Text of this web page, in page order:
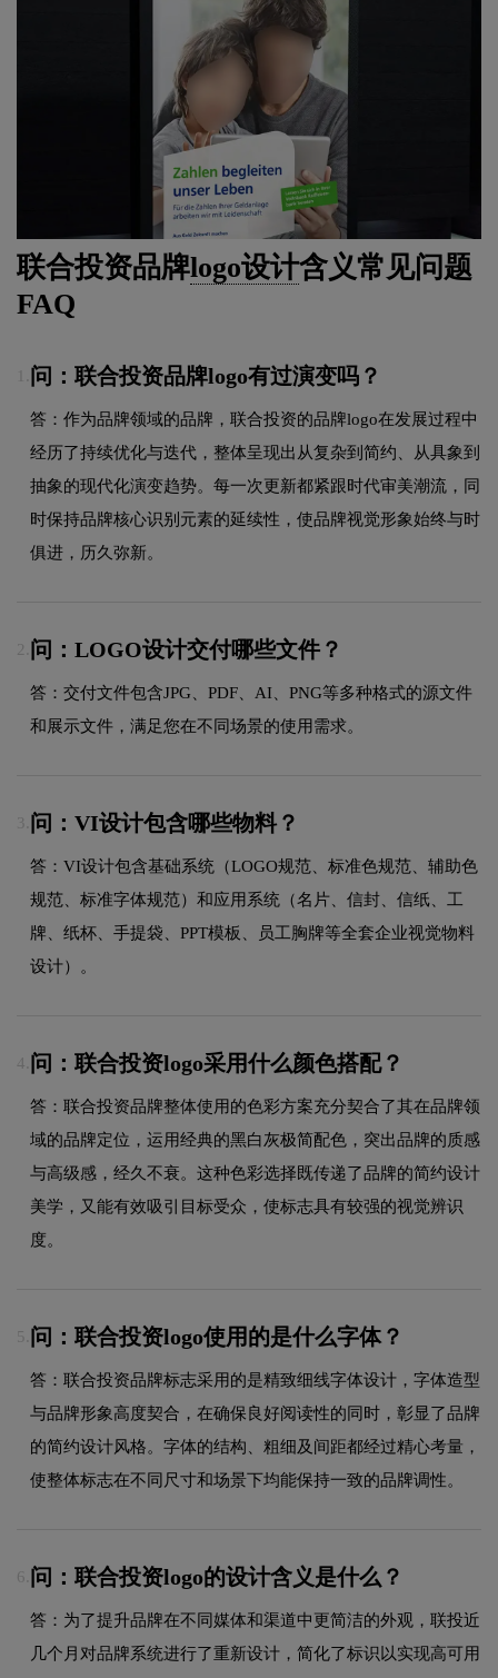
联合投资品牌logo设计含义常见问题
FAQ
问：联合投资品牌logo有过演变吗？
答：作为品牌领域的品牌，联合投资的品牌logo在发展过程中
经历了持续优化与迭代，整体呈现出从复杂到简约、从具象到
抽象的现代化演变趋势。每一次更新都紧跟时代审美潮流，同
时保持品牌核心识别元素的延续性，使品牌视觉形象始终与时
俱进，历久弥新。
2. 问：LOGO设计交付哪些文件？
答：交付文件包含JPG、PDF、AI、PNG等多种格式的源文件
和展示文件，满足您在不同场景的使用需求。
3. 问：VI设计包含哪些物料？
答：VI设计包含基础系统（LOGO规范、标准色规范、辅助色
规范、标准字体规范）和应用系统（名片、信封、信纸、工
牌、纸杯、手提袋、PPT模板、员工胸牌等全套企业视觉物料
设计）。
4. 问：联合投资logo采用什么颜色搭配？
答：联合投资品牌整体使用的色彩方案充分契合了其在品牌领
域的品牌定位，运用经典的黑白灰极简配色，突出品牌的质感
与高级感，经久不衰。这种色彩选择既传递了品牌的简约设计
美学，又能有效吸引目标受众，使标志具有较强的视觉辨识
度。
5. 问：联合投资logo使用的是什么字体？
答：联合投资品牌标志采用的是精致细线字体设计，字体造型
与品牌形象高度契合，在确保良好阅读性的同时，彰显了品牌
的简约设计风格。字体的结构、粗细及间距都经过精心考量，
使整体标志在不同尺寸和场景下均能保持一致的品牌调性。
6. 问：联合投资logo的设计含义是什么？
答：为了提升品牌在不同媒体和渠道中更简洁的外观，联投近
几个月对品牌系统进行了重新设计，简化了标识以实现高可用